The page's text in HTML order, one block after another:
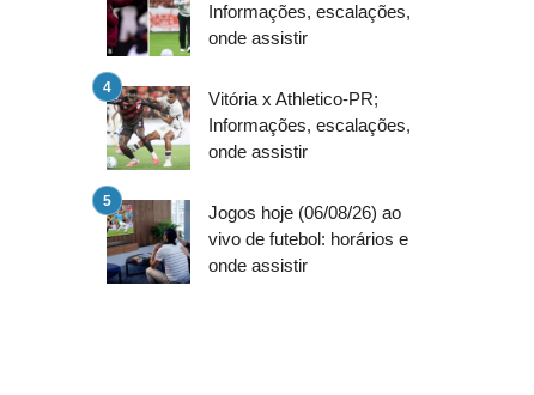
Informações, escalações,
onde assistir
Vitória x Athletico-PR;
Informações, escalações,
onde assistir
Jogos hoje (06/08/26) ao
vivo de futebol: horários e
onde assistir